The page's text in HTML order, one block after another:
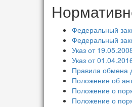
Федеральный
Федеральный
Указ от
Указ от
Правила обмена
Положение об
Положение о
Положение о